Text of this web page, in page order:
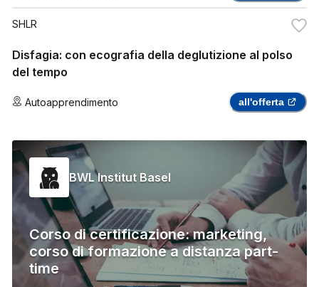
SHLR
Disfagia: con ecografia della deglutizione al polso
del tempo
Autoapprendimento all'offerta
BWL Institut Basel
Corso di certificazione: marketing,
corso di formazione a distanza part-
time